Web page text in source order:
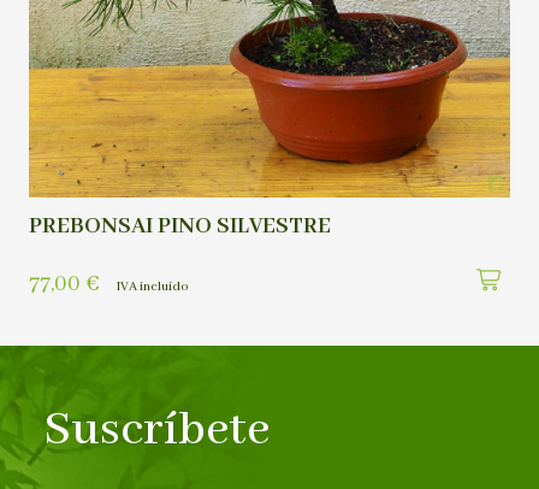
PREBONSAI PINO SILVESTRE
77,00 € IVA incluído
Suscríbete